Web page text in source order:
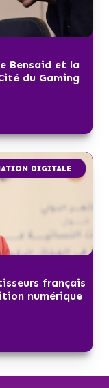
Bensaid et la
du Gaming
DIGITALE
français
numérique